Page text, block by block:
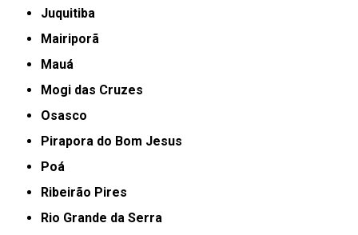
Juquitiba
Mairiporã
Mauá
Mogi das Cruzes
Osasco
Pirapora do Bom Jesus
Poá
Ribeirão Pires
Rio Grande da Serra